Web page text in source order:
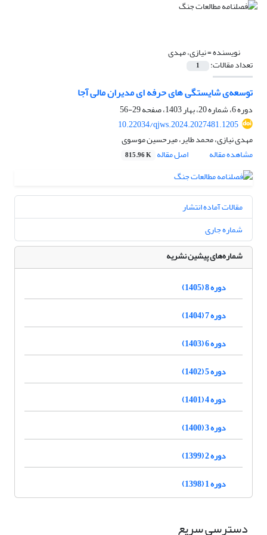
نویسنده =نیازی، مهدی
تعداد مقالات: 1
توسعه‌ی شایستگی های حرفه ای مدیران مالی آجا
دوره 6، شماره 20، بهار 1403، صفحه
29-56
10.22034/qjws.2024.2027481.1205
مهدی نیازی، محمد طایر، میرحسین موسوی
مشاهده مقاله
اصل مقاله 815.96 K
مقالات آماده انتشار
شماره جاری
شماره‌های پیشین نشریه
دوره 8 (1405)
دوره 7 (1404)
دوره 6 (1403)
دوره 5 (1402)
دوره 4 (1401)
دوره 3 (1400)
دوره 2 (1399)
دوره 1 (1398)
دسترسی سریع